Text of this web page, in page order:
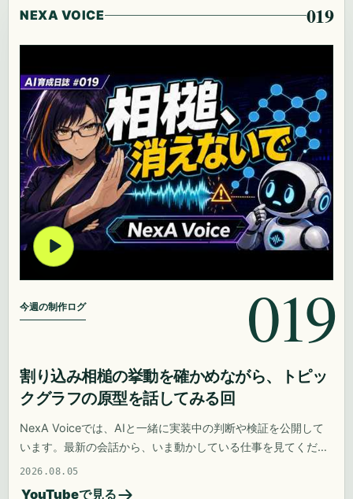
NEXA VOICE 019
今週の制作ログ 019
割り込み相槌の挙動を確かめながら、トピッ
クグラフの原型を話してみる回
NexA Voiceでは、AIと一緒に実装中の判断や検証を公開して
います。最新の会話から、いま動かしている仕事を見てくださ
い。
2026.08.05
YouTubeで見る